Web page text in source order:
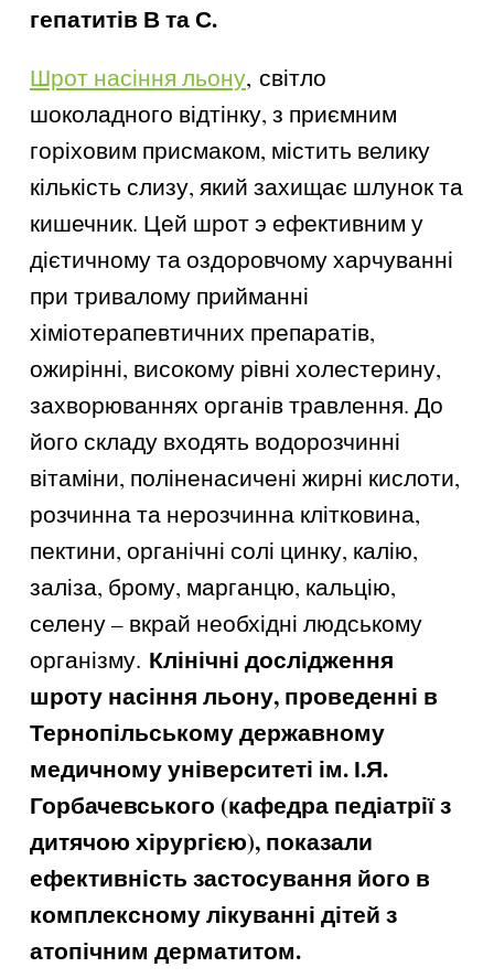
гепатитів В та С.
Шрот насіння льону, світло
шоколадного відтінку, з приємним
горіховим присмаком, містить велику
кількість слизу, який захищає шлунок та
кишечник. Цей шрот э ефективним у
дієтичному та оздоровчому харчуванні
при тривалому прийманні
хіміотерапевтичних препаратів,
ожирінні, високому рівні холестерину,
захворюваннях органів травлення. До
його складу входять водорозчинні
вітаміни, поліненасичені жирні кислоти,
розчинна та нерозчинна клітковина,
пектини, органічні солі цинку, калію,
заліза, брому, марганцю, кальцію,
селену – вкрай необхідні людському
організму. Клінічні дослідження
шроту насіння льону, проведенні в
Тернопільському державному
медичному університеті ім. І.Я.
Горбачевського (кафедра педіатрії з
дитячою хірургією), показали
ефективність застосування його в
комплексному лікуванні дітей з
атопічним дерматитом.